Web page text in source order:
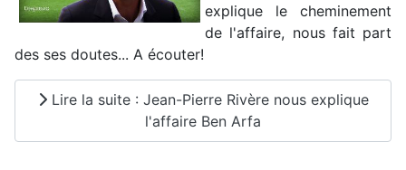
explique le cheminement
de l'affaire, nous fait part
des ses doutes... A écouter!
Lire la suite : Jean-Pierre Rivère nous explique
l'affaire Ben Arfa